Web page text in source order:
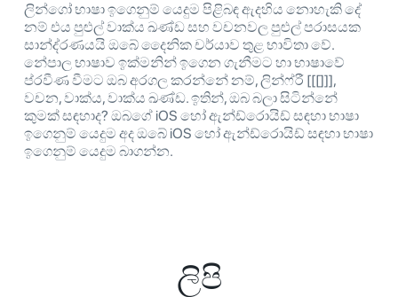
ලින්ගෝ භාෂා ඉගෙනුම් යෙදුම පිළිබඳ ඇදහිය නොහැකි දේ
නම් එය පුළුල් වාක්ය ඛණ්ඩ සහ වචනවල පුළුල් පරාසයක
සාන්ද්රණයයි ඔබේ දෛනික චර්යාව තුළ භාවිතා වේ.
නේපාල භාෂාව ඉක්මනින් ඉගෙන ගැනීමට හා භාෂාවේ
ප්රවීණ වීමට ඔබ අරගල කරන්නේ නම්, ලින්ෆ්රී [[[]]],
වචන, වාක්ය, වාක්ය ඛණ්ඩ. ඉතින්, ඔබ බලා සිටින්නේ
කුමක් සඳහාද? ඔබගේ iOS හෝ ඇන්ඩ්රොයිඩ් සඳහා භාෂා
ඉගෙනුම් යෙදුම අද ඔබේ iOS හෝ ඇන්ඩ්රොයිඩ් සඳහා භාෂා
ඉගෙනුම් යෙදුම බාගන්න.
ලිපි